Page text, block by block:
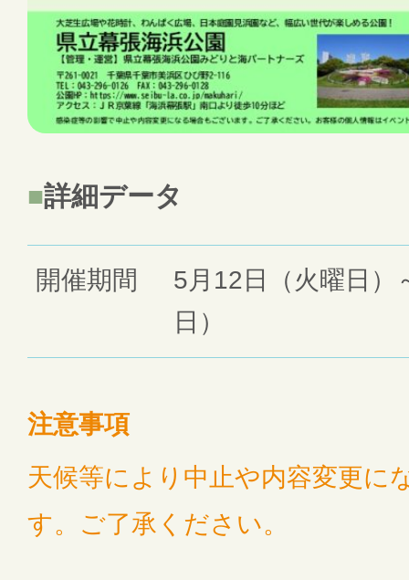
詳細データ
開催期間
5月12日（火曜日）
日）
注意事項
天候等により中止や内容変更に
す。ご了承ください。